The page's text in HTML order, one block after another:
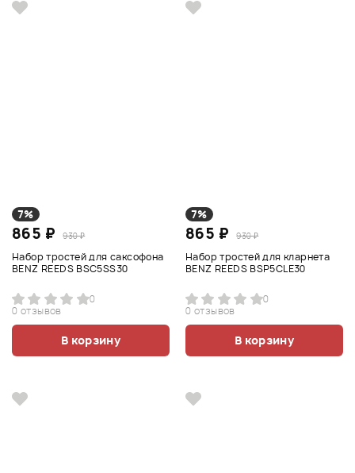
7%
865 ₽ 930 ₽
Набор тростей для саксофона
BENZ REEDS BSC5SS30
0
0 отзывов
В корзину
7%
865 ₽ 930 ₽
Набор тростей для кларнета
BENZ REEDS BSP5CLE30
0
0 отзывов
В корзину